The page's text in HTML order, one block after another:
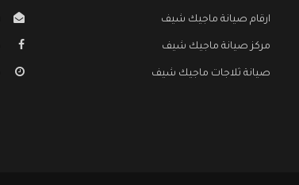
ارقام صيانة ماجيك شيف
مركز صيانة ماجيك شيف
صيانة ثلاجات ماجيك شيف